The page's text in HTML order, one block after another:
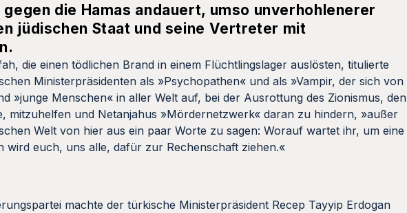
die Hamas andauert, umso unverhohlenerer
jüdischen Staat und seine Vertreter mit
die einen tödlichen Brand in einem Flüchtlingslager auslösten, titulierte
Ministerpräsidenten als »Psychopathen« und als »Vampir, der sich von
»junge Menschen« in aller Welt auf, bei der Ausrottung des Zionismus, den
mitzuhelfen und Netanjahus »Mördernetzwerk« daran zu hindern, »außer
Welt von hier aus ein paar Worte zu sagen: Worauf wartet ihr, um eine
wird euch, uns alle, dafür zur Rechenschaft ziehen.«
machte der türkische Ministerpräsident Recep Tayyip Erdogan